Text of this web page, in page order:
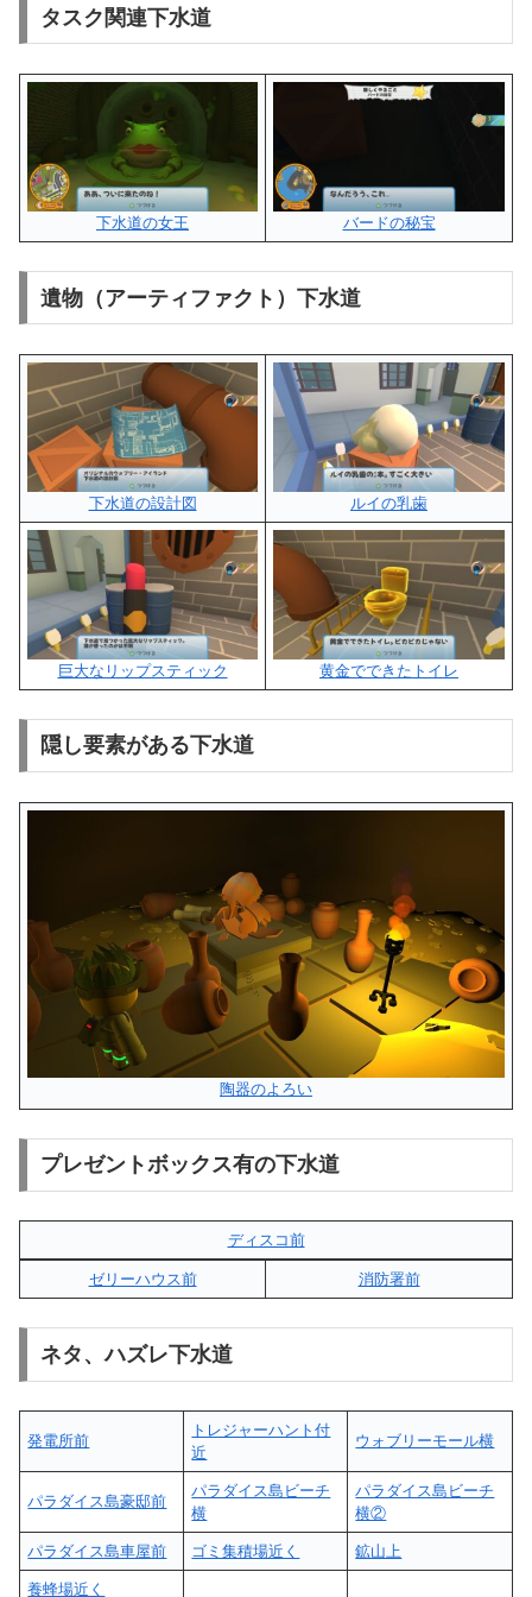
タスク関連下水道
下水道の女王 バードの秘宝
遺物（アーティファクト）下水道
下水道の設計図 ルイの乳歯
巨大なリップスティック 黄金でできたトイレ
隠し要素がある下水道
陶器のよろい
プレゼントボックス有の下水道
ディスコ前
ゼリーハウス前 消防署前
ネタ、ハズレ下水道
発電所前
トレジャーハント付
近
ウォブリーモール横
パラダイス島豪邸前
パラダイス島ビーチ
横
パラダイス島ビーチ
横②
パラダイス島車屋前 ゴミ集積場近く 鉱山上
養蜂場近く